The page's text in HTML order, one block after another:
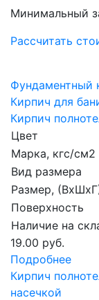
Минимальный
Рассчитать
Фундаментный
Кирпич для
Кирпич
Цвет
Марка, кгс/см2
Вид размера
Размер,
Поверхность
Наличие на
19.00 руб.
Подробнее
Кирпич
насечкой